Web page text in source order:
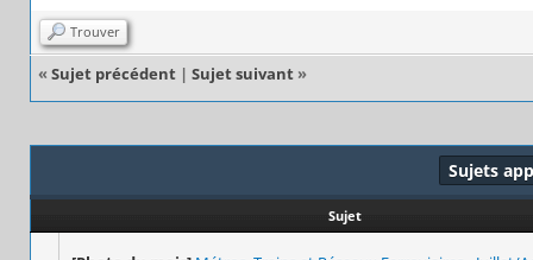
Trouver
« Sujet précédent | Sujet suivant »
Sujets
Sujet